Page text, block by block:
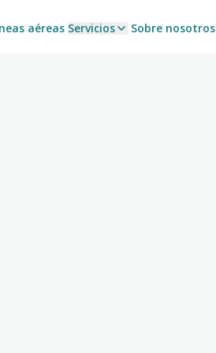
aéreas Servicios Sobre nosotros